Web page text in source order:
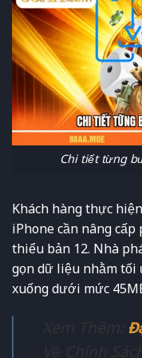
Chi tiết từng
Khách hàng thực hiện
iPhone cần nâng
thiểu bản 12. Nhà
gọn dữ liệu nhằm
xuống dưới mức